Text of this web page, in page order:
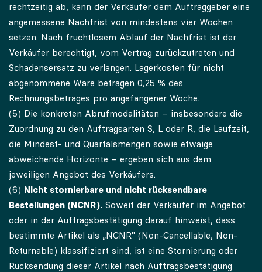
rechtzeitig ab, kann der Verkäufer dem Auftraggeber eine
angemessene Nachfrist von mindestens vier Wochen
setzen. Nach fruchtlosem Ablauf der Nachfrist ist der
Verkäufer berechtigt, vom Vertrag zurückzutreten und
Schadensersatz zu verlangen. Lagerkosten für nicht
abgenommene Ware betragen 0,25 % des
Rechnungsbetrages pro angefangener Woche.
(5) Die konkreten Abrufmodalitäten – insbesondere die
Zuordnung zu den Auftragsarten S, L oder R, die Laufzeit,
die Mindest- und Quartalsmengen sowie etwaige
abweichende Horizonte – ergeben sich aus dem
jeweiligen Angebot des Verkäufers.
(6) Nicht stornierbare und nicht rücksendbare
Bestellungen (NCNR). Soweit der Verkäufer im Angebot
oder in der Auftragsbestätigung darauf hinweist, dass
bestimmte Artikel als „NCNR" (Non-Cancellable, Non-
Returnable) klassifiziert sind, ist eine Stornierung oder
Rücksendung dieser Artikel nach Auftragsbestätigung